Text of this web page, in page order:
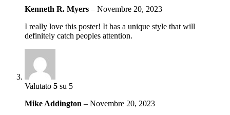
Kenneth R. Myers – Novembre 20, 2023
I really love this poster! It has a unique style that will
definitely catch peoples attention.
Valutato 5 su 5
Mike Addington – Novembre 20, 2023